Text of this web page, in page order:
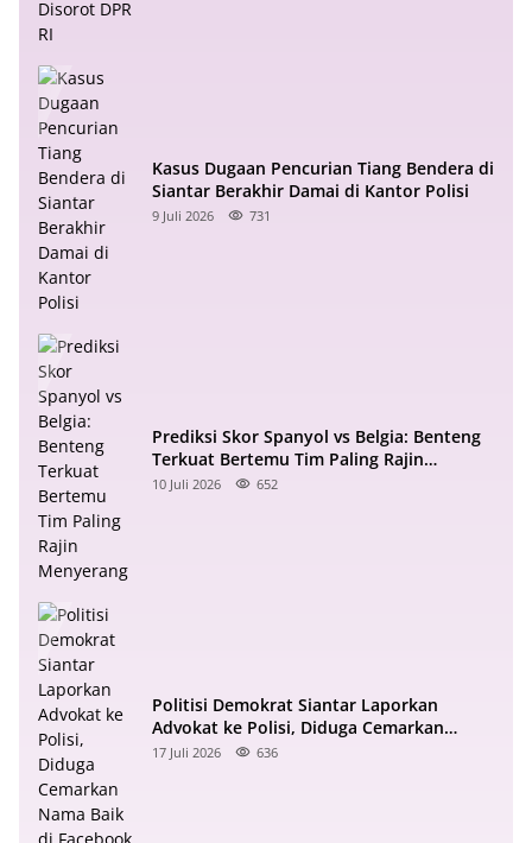
Kasus Dugaan Pencurian Tiang Bendera di
Siantar Berakhir Damai di Kantor Polisi
9 Juli 2026 731
Prediksi Skor Spanyol vs Belgia: Benteng
Terkuat Bertemu Tim Paling Rajin
Menyerang
10 Juli 2026 652
Politisi Demokrat Siantar Laporkan
Advokat ke Polisi, Diduga Cemarkan
Nama Baik di Facebook
17 Juli 2026 636